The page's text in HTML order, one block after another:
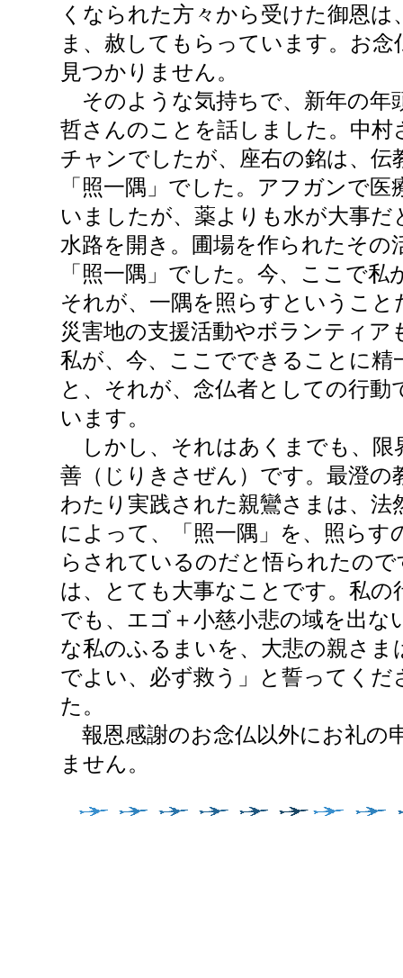
くなられた方々から受けた御恩は
ま、赦してもらっています。お念
見つかりません。
そのような気持ちで、新年の年
哲さんのことを話しました。中村
チャンでしたが、座右の銘は、伝
「照一隅」でした。アフガンで医
いましたが、薬よりも水が大事だ
水路を開き。圃場を作られたその
「照一隅」でした。今、ここで私
それが、一隅を照らすということ
災害地の支援活動やボランティア
私が、今、ここでできることに精
と、それが、念仏者としての行動
います。
しかし、それはあくまでも、限
善（じりきさぜん）です。最澄の
わたり実践された親鸞さまは、法
によって、「照一隅」を、照らす
らされているのだと悟られたの
は、とても大事なことです。私の
でも、エゴ＋小慈小悲の域を出な
な私のふるまいを、大悲の親さま
でよい、必ず救う」と誓ってくだ
た。
報恩感謝のお念仏以外にお礼の
ません。